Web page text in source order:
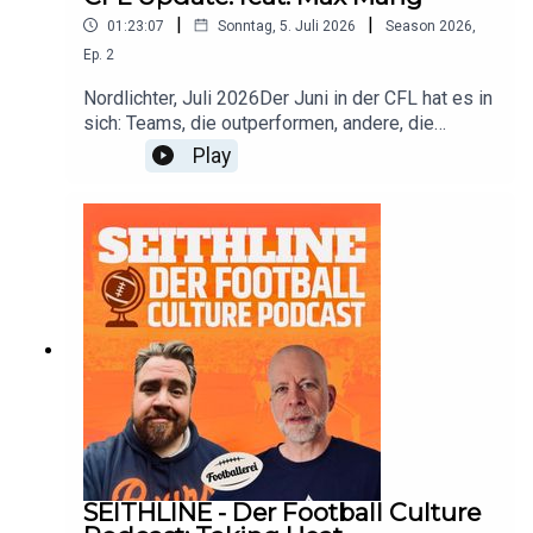
01:23:07 | Sonntag, 5. Juli 2026 | Season 2026,
Ep. 2
Nordlichter, Juli 2026Der Juni in der CFL hat es in
sich: Teams, die outperformen, andere, die
enttäuschen, generationelle Quarterbacks und
unfassbar starke Offenses. Wir sprechen auch
über die aktuelle Stadionsituation wegen der
WM.Und dann haben wir ein ganz großes Special:
Zu Gast für ein Interview ist Maximilian Mang,
deutscher Tight End bei den Hamilton Tiger Cats,
bereits jetzt der erfolgreichste europäischen
Spieler der Liga. Wir sprechen mit ihm.
Play
SEITHLINE - Der Football Culture